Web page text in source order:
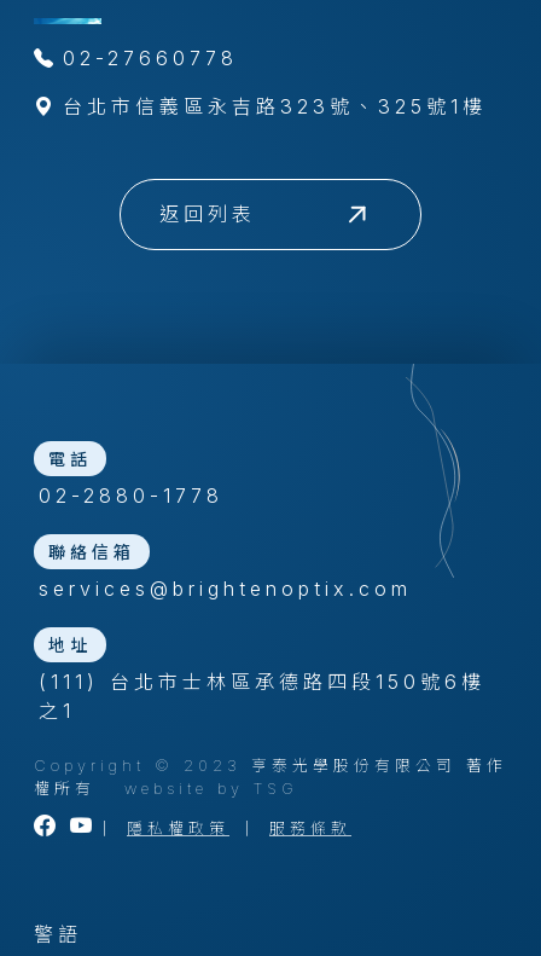
02-27660778
台北市信義區永吉路323號、325號1樓
返回列表
電話
02-2880-1778
聯絡信箱
services@brightenoptix.com
地址
(111) 台北市士林區承德路四段150號6樓
之1
Copyright © 2023 亨泰光學股份有限公司 著作
權所有 website by TSG
隱私權政策 服務條款
警語